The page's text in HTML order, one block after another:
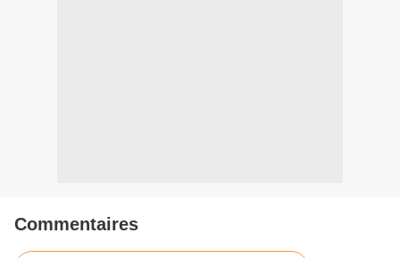
Commentaires